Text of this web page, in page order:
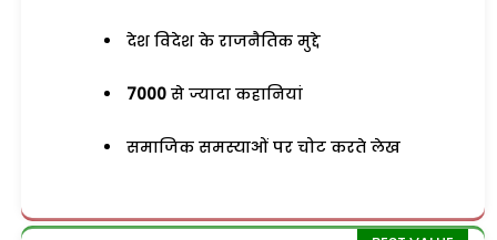
देश विदेश के राजनैतिक मुद्दे
7000 से ज्यादा कहानियां
समाजिक समस्याओं पर चोट करते लेख